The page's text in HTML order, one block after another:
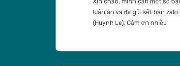
luận án và đã gửi kết bạn zalo
(Huynh Le). Cảm ơn nhiều